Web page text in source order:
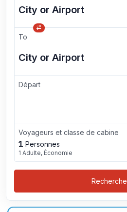
To
Départ
Voyageurs et classe de cabine
1 Personnes
1 Adulte, Économie
Recherche